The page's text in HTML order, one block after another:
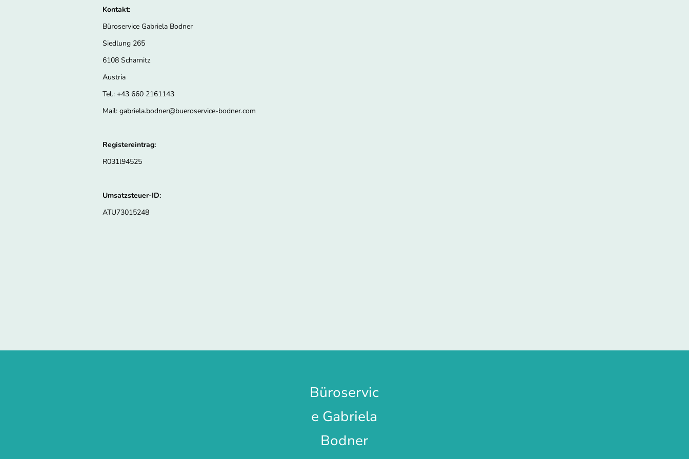
Kontakt:
Büroservice Gabriela Bodner
Siedlung 265
6108 Scharnitz
Austria
Tel.: +43 660 2161143
Mail: gabriela.bodner@bueroservice-bodner.com
Registereintrag:
R031l94525
Umsatzsteuer-ID:
ATU73015248
Büroservic
e Gabriela
Bodner